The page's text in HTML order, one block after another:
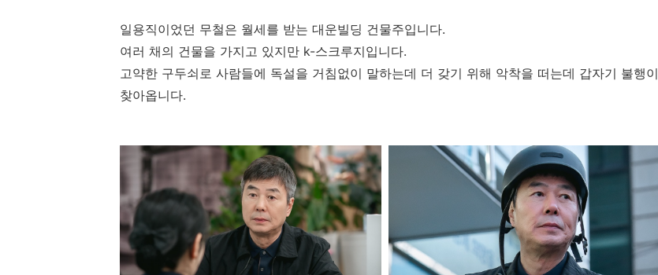
일용직이었던 무철은 월세를 받는 대운빌딩 건물주입니다.
여러 채의 건물을 가지고 있지만 k-스크루지입니다.
고약한 구두쇠로 사람들에 독설을 거침없이 말하는데 더 갖기 위해 악착을 떠는데 갑자기 불행이
찾아옵니다.